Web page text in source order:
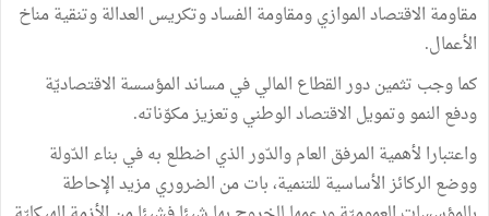
مقاومة الاقتصاد الموازي ومقاومة الفساد وتكريس العدالة وتنقية مناخ
الأعمال.
كما وجب تثمين دور القطاع المالي في مساند المؤسسة الاقتصاديّة
ودفع النمو وتمويل الاقتصاد الوطني وتعزيز مكوّناته.
واعتبارا لأهمية المرفق العام والدّور الذي اضطلع به في بناء الدّولة
ووضع الركائز الأساسية للتنمية، بات من الضروري مزيد الإحاطة